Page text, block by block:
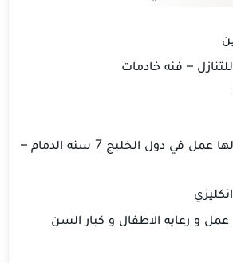
– فئه خادمات
الخبرات: سبق لها عمل في دول الخليج 7 سنه الدمام –
عمل و رعايه الاطفال و كبار السن